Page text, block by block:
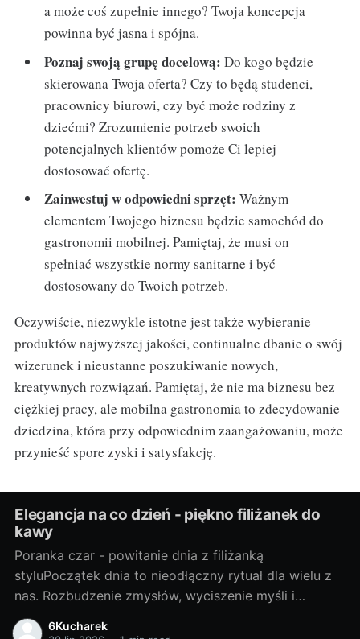
a może coś zupełnie innego? Twoja koncepcja
powinna być jasna i spójna.
Poznaj swoją grupę docelową: Do kogo będzie
skierowana Twoja oferta? Czy to będą studenci,
pracownicy biurowi, czy być może rodziny z
dziećmi? Zrozumienie potrzeb swoich
potencjalnych klientów pomoże Ci lepiej
dostosować ofertę.
Zainwestuj w odpowiedni sprzęt: Ważnym
elementem Twojego biznesu będzie samochód do
gastronomii mobilnej. Pamiętaj, że musi on
spełniać wszystkie normy sanitarne i być
dostosowany do Twoich potrzeb.
Oczywiście, niezwykle istotne jest także wybieranie
produktów najwyższej jakości, continualne dbanie o swój
wizerunek i nieustanne poszukiwanie nowych,
kreatywnych rozwiązań. Pamiętaj, że nie ma biznesu bez
ciężkiej pracy, ale mobilna gastronomia to zdecydowanie
dziedzina, która przy odpowiednim zaangażowaniu, może
przynieść spore zyski i satysfakcję.
Elegancja na co dzień - piękno filiżanek do
kawy
Poranka czar - powitanie dnia z filiżanką
styluPoczątek dnia to nieodłączny rytuał dla wielu z
nas. Rozbudzenie zmysłów, wyciszenie myśli i
subtelne przygotowanie do kolejnych godzin pełnych
6Kucharek